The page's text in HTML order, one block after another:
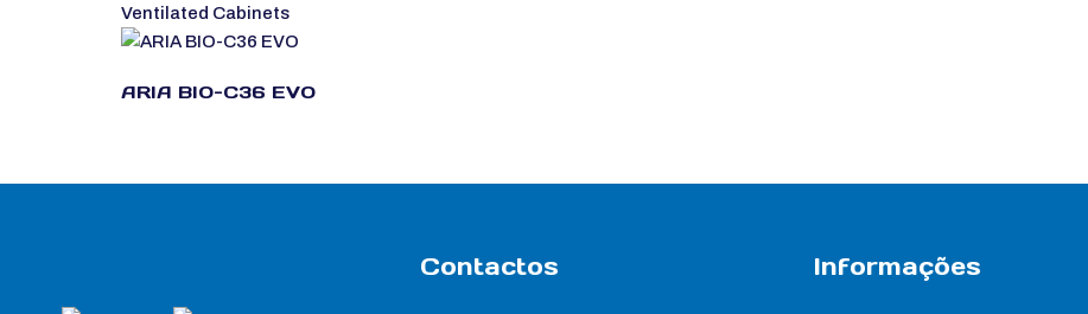
Ventilated Cabinets
ARIA BIO-C36 EVO
Contactos Informações